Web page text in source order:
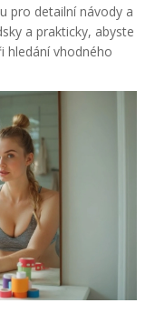
pro detailní návody a
a prakticky, abyste
hledání vhodného